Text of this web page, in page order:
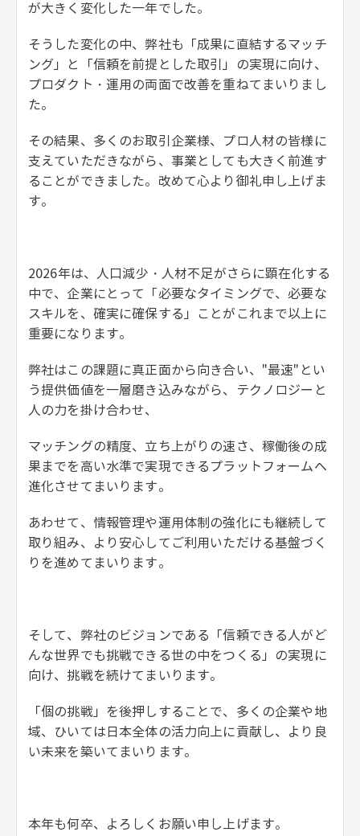
が大きく変化した一年でした。
そうした変化の中、弊社も「成果に直結するマッチ
ング」と「信頼を前提とした取引」の実現に向け、
プロダクト・運用の両面で改善を重ねてまいりまし
た。
その結果、多くのお取引企業様、プロ人材の皆様に
支えていただきながら、事業としても大きく前進す
ることができました。改めて心より御礼申し上げま
す。
2026年は、人口減少・人材不足がさらに顕在化する
中で、企業にとって「必要なタイミングで、必要な
スキルを、確実に確保する」ことがこれまで以上に
重要になります。
弊社はこの課題に真正面から向き合い、"最速"とい
う提供価値を一層磨き込みながら、テクノロジーと
人の力を掛け合わせ、
マッチングの精度、立ち上がりの速さ、稼働後の成
果までを高い水準で実現できるプラットフォームへ
進化させてまいります。
あわせて、情報管理や運用体制の強化にも継続して
取り組み、より安心してご利用いただける基盤づく
りを進めてまいります。
そして、弊社のビジョンである「信頼できる人がど
んな世界でも挑戦できる世の中をつくる」の実現に
向け、挑戦を続けてまいります。
「個の挑戦」を後押しすることで、多くの企業や地
域、ひいては日本全体の活力向上に貢献し、より良
い未来を築いてまいります。
本年も何卒、よろしくお願い申し上げます。